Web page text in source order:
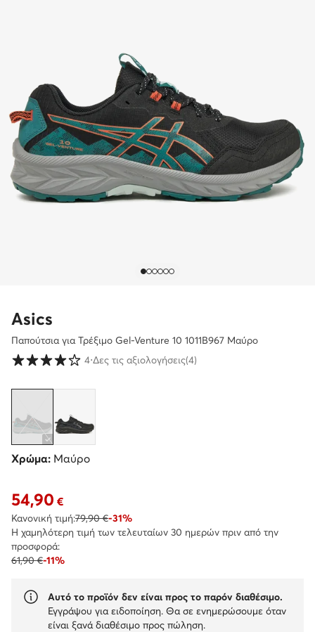
Asics
Παπούτσια για Τρέξιμο Gel-Venture 10 1011B967 Μαύρο
Βαθμολογία πελατών σε κλίμακα 1 έως 5
4⋅Δες τις αξιολογήσεις(4)
Χρώμα: Μαύρο
Τρέχουσα τιμή 54,90 €
54,90 €
Κανονική τιμή:79,90 €-31%
Η χαμηλότερη τιμή των τελευταίων 30 ημερών πριν από την
προσφορά:
61,90 €-11%
Αυτό το προϊόν δεν είναι προς το παρόν διαθέσιμο.
Εγγράψου για ειδοποίηση. Θα σε ενημερώσουμε όταν
είναι ξανά διαθέσιμο προς πώληση.